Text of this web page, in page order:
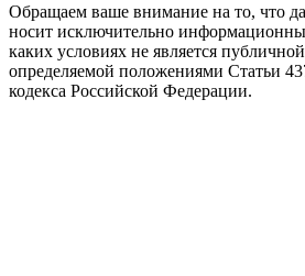
Обращаем ваше внимание на то, что
носит исключительно
каких условиях не является
определяемой положениями Статьи
кодекса Российской Федерации.